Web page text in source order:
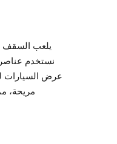
يلعب السقف
نستخدم
عرض السيارات
مريحة،